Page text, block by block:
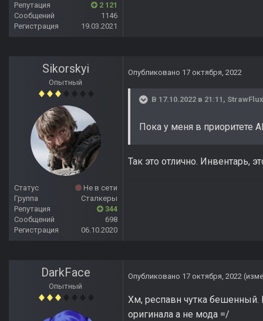
Репутация
2 121
Сообщений
1146
Регистрация
19.03.2021
Sikorskyi
Опытный
Статус
Не в сети
Группа
Сталкеры
Репутация
344
Сообщений
698
Регистрация
06.10.2020
Опубликовано 17 октября, 2022
В 17.10.2022 в 21:11, StrawFlux
Пока у меня в приоритете
Так это отлично. Инвентарь,
DarkFace
Опытный
Опубликовано 17 октября, 2022
Хм, респавн чутка бешенный.
оригинала а не мода =/